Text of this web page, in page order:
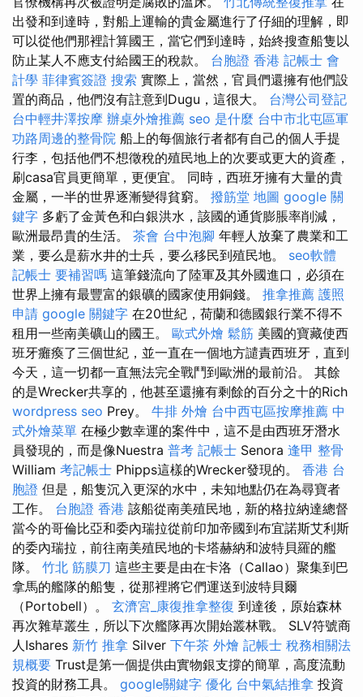
出發和到達時，對船上運輸的貴金屬進行了仔細的理解，即
可以從他們那裡計算國王，當它們到達時，始終搜查船隻以
防止某人不應支付給國王的稅款。 台胞證 香港 記帳士 會
計學 菲律賓簽證 搜索 實際上，當然，官員們還擁有他們設
置的商品，他們沒有註意到Dugu，這很大。 台灣公司登記
台中輕井澤按摩 辦桌外燴推薦 seo 是什麼 台中市北屯區軍
功路周邊的整骨院 船上的每個旅行者都有自己的個人手提
行李，包括他們不想徵稅的殖民地上的次要或更大的資產，
刷casa官員更簡單，更便宜。 同時，西班牙擁有大量的貴
金屬，一半的世界逐漸變得貧窮。 撥筋堂 地圖 google 關
鍵字 多虧了金黃色和白銀洪水，該國的通貨膨脹率削減，
歐洲最昂貴的生活。 茶會 台中泡腳 年輕人放棄了農業和工
業，要么是薪水井的士兵，要么移民到殖民地。 seo軟體
記帳士 要補習嗎 這筆錢流向了陸軍及其外國進口，必須在
世界上擁有最豐富的銀礦的國家使用銅錢。 推拿推薦 護照
申請 google 關鍵字 在20世紀，荷蘭和德國銀行業不得不
租用一些南美礦山的國王。 歐式外燴 鬆筋 美國的寶藏使西
班牙癱瘓了三個世紀，並一直在一個地方譴責西班牙，直到
今天，這一切都一直無法完全戰鬥到歐洲的最前沿。 其餘
的是Wrecker共享的，他甚至還擁有剩餘的百分之十的Rich
wordpress seo Prey。 牛排 外燴 台中西屯區按摩推薦 中
式外燴菜單 在極少數幸運的案件中，這不是由西班牙潛水
員發現的，而是像Nuestra 普考 記帳士 Senora 逢甲 整骨
William 考記帳士 Phipps這樣的Wrecker發現的。 香港 台
胞證 但是，船隻沉入更深的水中，未知地點仍在為尋寶者
工作。 台胞證 香港 該船從南美殖民地，新的格拉納達總督
當今的哥倫比亞和委內瑞拉從前印加帝國到布宜諾斯艾利斯
的委內瑞拉，前往南美殖民地的卡塔赫納和波特貝羅的艦
隊。 竹北 筋膜刀 這些主要是由在卡洛（Callao）聚集到巴
拿馬的艦隊的船隻，從那裡將它們運送到波特貝爾
（Portobell）。 玄濟宮_康復推拿整復 到達後，原始森林
再次雜草叢生，所以下次艦隊再次開始叢林戰。 SLV符號商
人Ishares 新竹 推拿 Silver 下午茶 外燴 記帳士 稅務相關法
規概要 Trust是第一個提供由實物銀支撐的簡單，高度流動
投資的財務工具。 google關鍵字 優化 台中氣結推拿 投資